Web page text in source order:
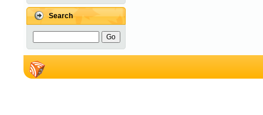
Search